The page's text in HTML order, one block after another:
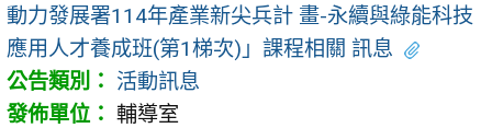
動力發展署114年產業新尖兵計 畫-永續與綠能科技
應用人才養成班(第1梯次)」課程相關 訊息
活動訊息
輔導室